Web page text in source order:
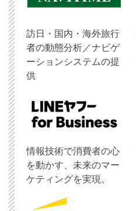
訪日・国内・海外旅行
者の動態分析／ナビゲ
ーションシステムの提
供
情報技術で消費者の心
を動かす、未来のマー
ケティングを実現。